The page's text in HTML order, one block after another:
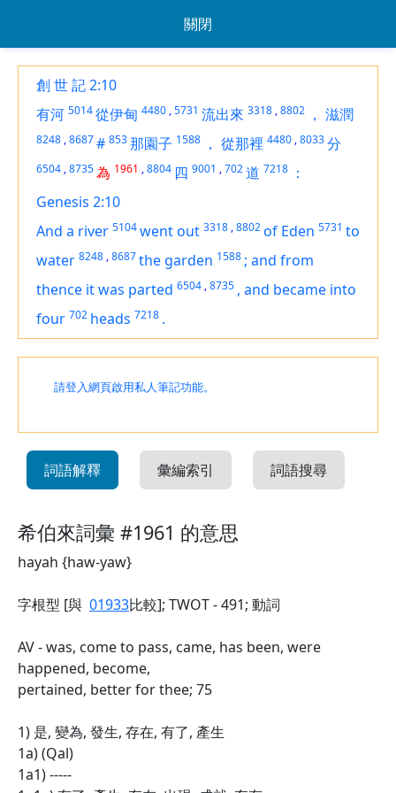
關閉
創 世 記 2:10
有河 5014從伊甸 4480 ,5731 流出來 3318 ,8802 ， 滋潤
8248 ,8687# 853那園子 1588 ， 從那裡 4480 ,8033分
6504 ,8735為 1961 ,8804 四 9001 ,702道 7218 ：
Genesis 2:10
And a river 5104went out 3318 ,8802of Eden 5731 to
water 8248 ,8687the garden 1588 ; and from
thence it was parted 6504 ,8735 , and became into
four 702 heads 7218 .
請登入網頁啟用私人筆記功能。
詞語解釋 彙編索引 詞語搜尋
希伯來詞彙 #1961 的意思
hayah {haw-yaw}
字根型 [與 01933比較]; TWOT - 491; 動詞
AV - was, come to pass, came, has been, were
happened, become,
pertained, better for thee; 75
1) 是, 變為, 發生, 存在, 有了, 產生
1a) (Qal)
1a1) -----